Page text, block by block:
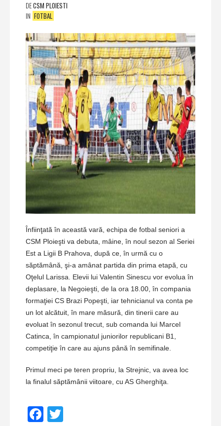
DECSM PLOIESTI
IN FOTBAL
Înfiinţată în această vară, echipa de fotbal seniori a
CSM Ploieşti va debuta, mâine, în noul sezon al Seriei
Est a Ligii B Prahova, după ce, în urmă cu o
săptămână, şi-a amânat partida din prima etapă, cu
Oţelul Larissa. Elevii lui Valentin Sinescu vor evolua în
deplasare, la Negoieşti, de la ora 18.00, în compania
formaţiei CS Brazi Popeşti, iar tehnicianul va conta pe
un lot alcătuit, în mare măsură, din tinerii care au
evoluat în sezonul trecut, sub comanda lui Marcel
Catinca, în campionatul juniorilor republicani B1,
competiţie în care au ajuns până în semifinale.
Primul meci pe teren propriu, la Strejnic, va avea loc
la finalul săptămânii viitoare, cu AS Gherghiţa.
Facebook